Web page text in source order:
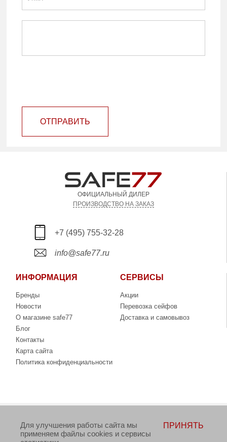
ОТПРАВИТЬ
ОФИЦИАЛЬНЫЙ ДИЛЕР
ПРОИЗВОДСТВО НА ЗАКАЗ
+7 (495) 755-32-28
info@safe77.ru
ИНФОРМАЦИЯ
Бренды
Новости
О магазине safe77
Блог
Контакты
Карта сайта
Политика конфиденциальности
СЕРВИСЫ
Акции
Перевозка сейфов
Доставка и самовывоз
Copyright © 2006-2026. Интернет-магазин сейфов
www.safe77.ru
Для улучшения работы сайта мы
применяем файлы cookies и сервисы
ПРИНЯТЬ